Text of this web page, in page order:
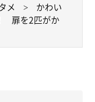
メ
かわい
扉を2匹がか